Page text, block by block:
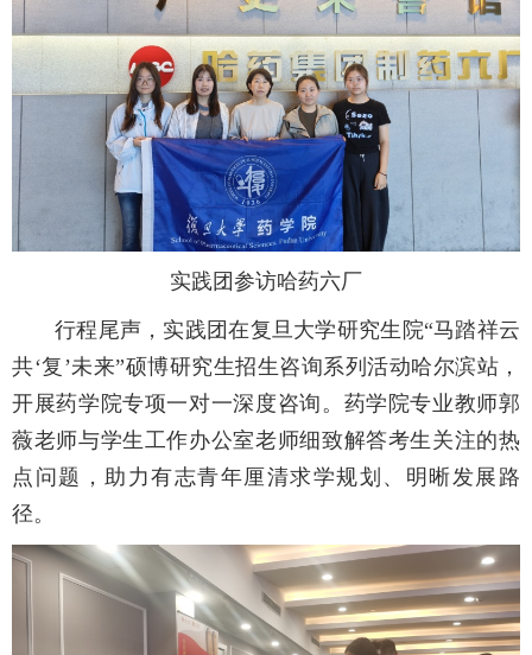
实践团参访哈药六厂
行程尾声，实践团在复旦大学研究生院“马踏祥云
共‘复’未来”硕博研究生招生咨询系列活动哈尔滨站，
开展药学院专项一对一深度咨询。药学院专业教师郭
薇老师与学生工作办公室老师细致解答考生关注的热
点问题，助力有志青年厘清求学规划、明晰发展路
径。